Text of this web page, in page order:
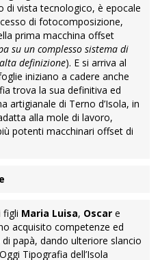
di vista tecnologico, è epocale
di fotocomposizione,
prima macchina offset
su un complesso sistema di
definizione). E si arriva al
iniziano a cadere anche
trova la sua definitiva ed
artigianale di Terno d’Isola, in
alla mole di lavoro,
potenti macchinari offset di
figli Maria Luisa, Oscar e
acquisito competenze ed
papà, dando ulteriore slancio
Tipografia dell’Isola